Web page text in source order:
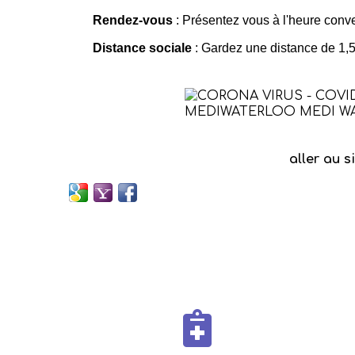
Rendez-vous : Présentez vous à l'heure
Distance sociale : Gardez une distance de
aller au